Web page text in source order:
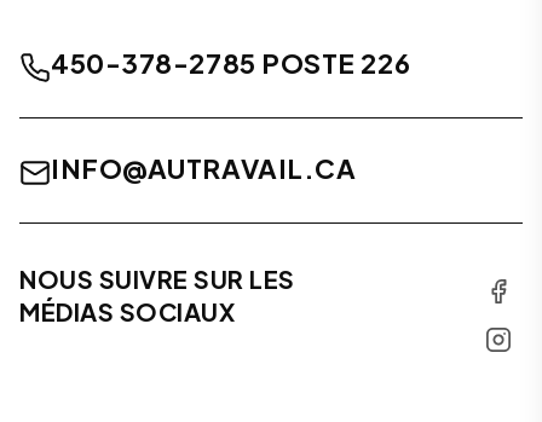
450-378-2785 POSTE 226
INFO@AUTRAVAIL.CA
NOUS SUIVRE SUR LES
MÉDIAS SOCIAUX